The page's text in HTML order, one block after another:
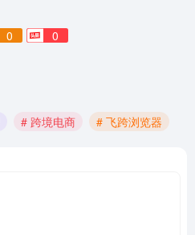
0 0
# 跨境电商 # 飞跨浏览器